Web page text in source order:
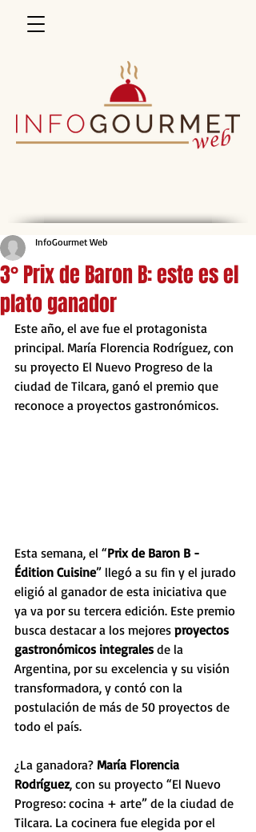
3° Prix de Baron B: este es el
plato ganador
InfoGourmet Web
Este año, el ave fue el protagonista
principal. María Florencia Rodríguez, con
su proyecto El Nuevo Progreso de la
ciudad de Tilcara, ganó el premio que
reconoce a proyectos gastronómicos.
Esta semana, el “Prix de Baron B -
Édition Cuisine” llegó a su fin y el jurado
eligió al ganador de esta iniciativa que
ya va por su tercera edición. Este premio
busca destacar a los mejores proyectos
gastronómicos integrales de la
Argentina, por su excelencia y su visión
transformadora, y contó con la
postulación de más de 50 proyectos de
todo el país.
¿La ganadora? María Florencia
Rodríguez, con su proyecto “El Nuevo
Progreso: cocina + arte” de la ciudad de
Tilcara. La cocinera fue elegida por el